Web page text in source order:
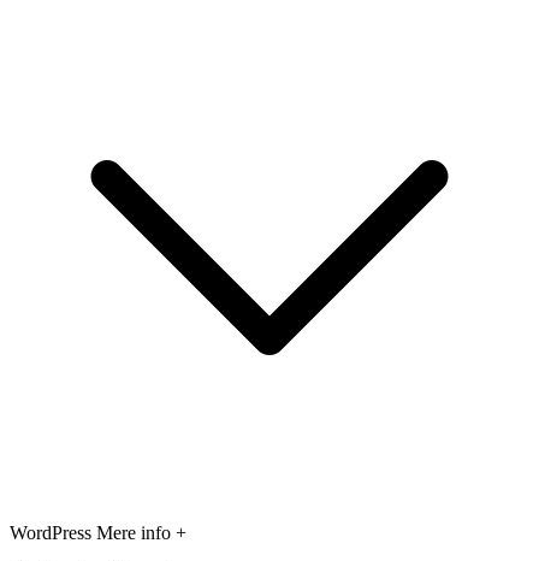
WordPress Mere info +